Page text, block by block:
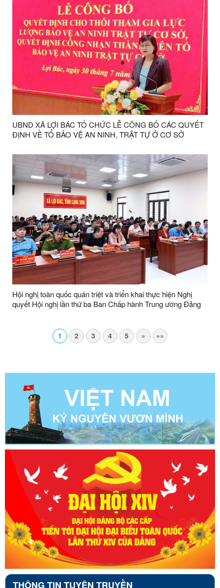
UBND XÃ LỢI BÁC TỔ CHỨC LỄ CÔNG BỐ CÁC QUYẾT
ĐỊNH VỀ TỔ BẢO VỆ AN NINH, TRẬT TỰ Ở CƠ SỞ
Hội nghị toàn quốc quán triệt và triển khai thực hiện Nghị
quyết Hội nghị lần thứ ba Ban Chấp hành Trung ương Đảng
1 2 3 4 5 » »»
THÔNG TIN TUYÊN TRUYỀN